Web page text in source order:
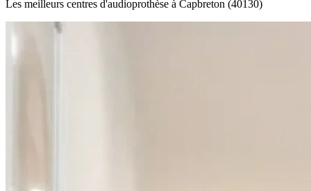
Les meilleurs centres d'audioprothèse à Capbreton (40130)